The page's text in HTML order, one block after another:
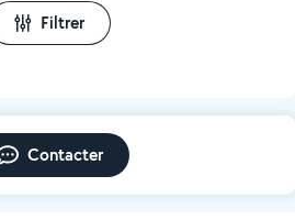
Filtrer
Contacter